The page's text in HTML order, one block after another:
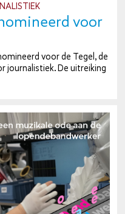
voor
voor de Tegel, de
jour­na­lis­tiek. De uit­rei­king